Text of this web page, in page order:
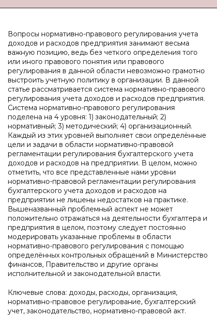
Вопросы нормативно-правового регулирования учета
доходов и расходов предприятия занимают весьма
важную позицию, ведь без четкого определения того
или иного правового понятия или правового
регулирования в данной области невозможно грамотно
выстроить учетную политику в организации. В данной
статье рассматривается система нормативно-правового
регулирования учета доходов и расходов предприятия.
Система нормативно-правового регулирования
поделена на 4 уровня: 1) законодательный; 2)
нормативный; 3) методический; 4) организационный.
Каждый из этих уровней выполняет свои определённые
цели и задачи в области нормативно-правовой
регламентации регулирования бухгалтерского учета
доходов и расходов на предприятии. В целом, можно
отметить, что все представленные нами уровни
нормативно-правовой регламентации регулирования
бухгалтерского учета доходов и расходов на
предприятии не лишены недостатков на практике.
Вышеназванный проблемный аспект не может
положительно отражаться на деятельности бухгалтера и
предприятия в целом, поэтому следует постоянно
модерировать указанные проблемы в области
нормативно-правового регулирования с помощью
определённых контрольных обращений в Министерство
финансов, Правительство и другие органы
исполнительной и законодательной власти.
Ключевые слова: доходы, расходы, организация,
нормативно-правовое регулирование, бухгалтерский
учет, законодательство, нормативно-правовой акт.